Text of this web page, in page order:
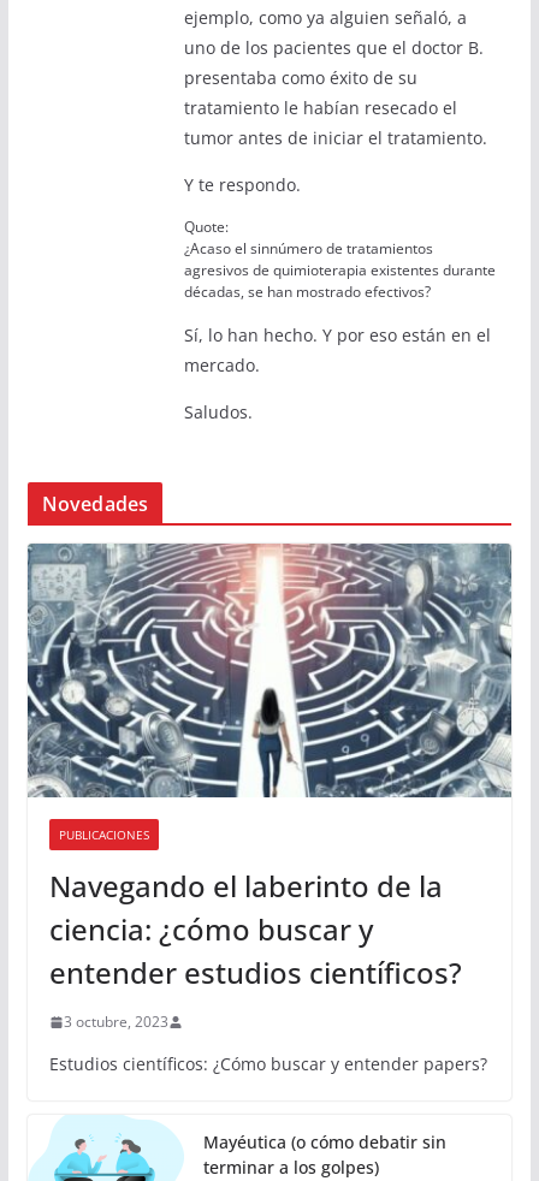
ejemplo, como ya alguien señaló, a
uno de los pacientes que el doctor B.
presentaba como éxito de su
tratamiento le habían resecado el
tumor antes de iniciar el tratamiento.
Y te respondo.
Quote:
¿Acaso el sinnúmero de tratamientos
agresivos de quimioterapia existentes durante
décadas, se han mostrado efectivos?
Sí, lo han hecho. Y por eso están en el
mercado.
Saludos.
Novedades
PUBLICACIONES
Navegando el laberinto de la
ciencia: ¿cómo buscar y
entender estudios científicos?
3 octubre, 2023
Estudios científicos: ¿Cómo buscar y entender papers?
Mayéutica (o cómo debatir sin
terminar a los golpes)